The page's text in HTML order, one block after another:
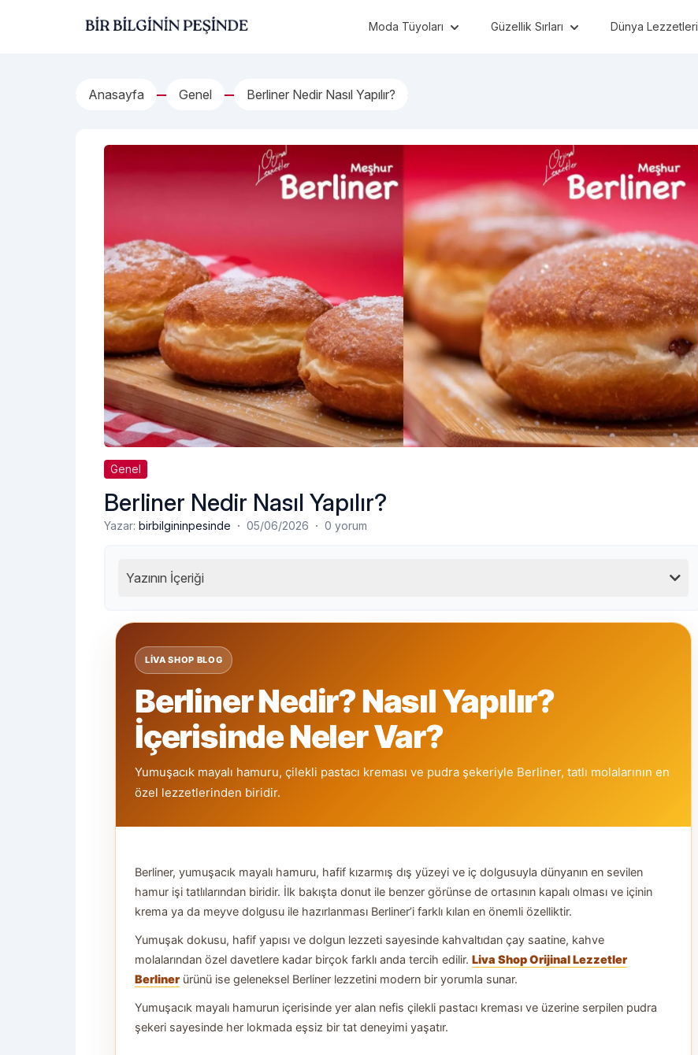
Bir Bilginin Peşinde! Moda Tüyoları Güzellik Sırları Dünya Lezzetleri
Anasayfa Genel Berliner Nedir Nasıl Yapılır?
Genel
Berliner Nedir Nasıl Yapılır?
Yazar: birbilgininpesinde · 05/06/2026 · 0 yorum
Yazının İçeriği
LIVA SHOP BLOG
Berliner Nedir? Nasıl Yapılır?
İçerisinde Neler Var?
Yumuşacık mayalı hamuru, çilekli pastacı kreması ve pudra şekeriyle Berliner, tatlı molalarının en
özel lezzetlerinden biridir.
Berliner, yumuşacık mayalı hamuru, hafif kızarmış dış yüzeyi ve iç dolgusuyla dünyanın en sevilen
hamur işi tatlılarından biridir. İlk bakışta donut ile benzer görünse de ortasının kapalı olması ve içinin
krema ya da meyve dolgusu ile hazırlanması Berliner’i farklı kılan en önemli özelliktir.
Yumuşak dokusu, hafif yapısı ve dolgun lezzeti sayesinde kahvaltıdan çay saatine, kahve
molalarından özel davetlere kadar birçok farklı anda tercih edilir. Liva Shop Orijinal Lezzetler
Berliner ürünü ise geleneksel Berliner lezzetini modern bir yorumla sunar.
Yumuşacık mayalı hamurun içerisinde yer alan nefis çilekli pastacı kreması ve üzerine serpilen pudra
şekeri sayesinde her lokmada eşsiz bir tat deneyimi yaşatır.